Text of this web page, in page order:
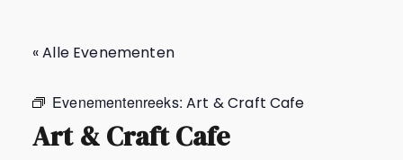
« Alle Evenementen
Evenementenreeks:Art & Craft Cafe
Art & Craft Cafe